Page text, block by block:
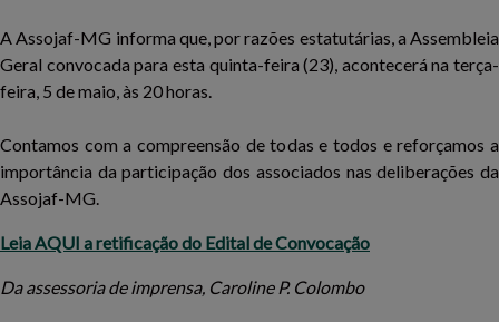
A Assojaf-MG informa que, por razões estatutárias, a Assembleia
Geral convocada para esta quinta-feira (23), acontecerá na terça-
feira, 5 de maio, às 20 horas.
Contamos com a compreensão de todas e todos e reforçamos a
importância da participação dos associados nas deliberações da
Assojaf-MG.
Leia AQUI a retificação do Edital de Convocação
Da assessoria de imprensa, Caroline P. Colombo